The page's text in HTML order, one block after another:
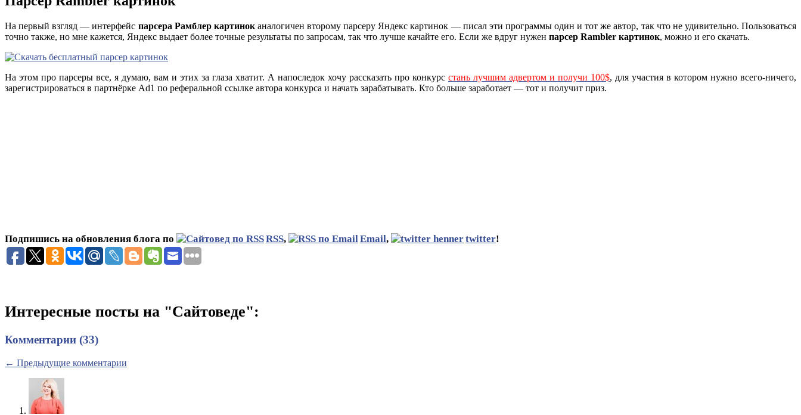
На первый взгляд — интерфейс парсера Рамблер картиноканалогичен второму парсеру Яндекс картинок — писал эти программы один и тот же автор, так что не удивительно. Пользоваться
точно также, но мне кажется, Яндекс выдает более точные результаты по запросам, так что лучше качайте его. Если же вдруг нужен парсер Rambler картинок, можно и его скачать.
На этом про парсеры все, я думаю, вам и этих за глаза хватит. А напоследок хочу рассказать про конкурс стань лучшим адвертом и получи 100$, для участия в котором нужно всего-ничего,
зарегистрироваться в партнёрке Ad1 по реферальной ссылке автора конкурса и начать зарабатывать. Кто больше заработает — тот и получит приз.
Подпишись на обновления блога по RSS, Email, twitter!
Интересные посты на "Сайтоведе":
Комментарии (33)
← Предыдущие комментарии